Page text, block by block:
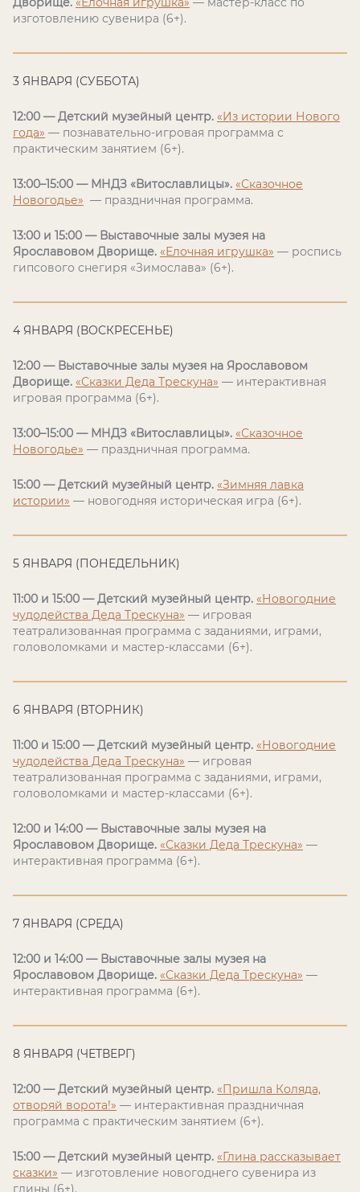
изготовлению сувенира (6+).
3 ЯНВАРЯ (СУББОТА)
12:00 — Детский музейный центр. «Из истории Нового
года» — познавательно-игровая программа с
практическим занятием (6+).
13:00–15:00 — МНДЗ «Витославлицы». «Сказочное
Новогодье» — праздничная программа.
13:00 и 15:00 — Выставочные залы музея на
Ярославовом Дворище. «Елочная игрушка» — роспись
гипсового снегиря «Зимослава» (6+).
4 ЯНВАРЯ (ВОСКРЕСЕНЬЕ)
12:00 — Выставочные залы музея на Ярославовом
Дворище. «Сказки Деда Трескуна» — интерактивная
игровая программа (6+).
13:00–15:00 — МНДЗ «Витославлицы». «Сказочное
Новогодье» — праздничная программа.
15:00 — Детский музейный центр. «Зимняя лавка
истории» — новогодняя историческая игра (6+).
5 ЯНВАРЯ (ПОНЕДЕЛЬНИК)
11:00 и 15:00 — Детский музейный центр. «Новогодние
чудодейства Деда Трескуна» — игровая
театрализованная программа с заданиями, играми,
головоломками и мастер-классами (6+).
6 ЯНВАРЯ (ВТОРНИК)
11:00 и 15:00 — Детский музейный центр. «Новогодние
чудодейства Деда Трескуна» — игровая
театрализованная программа с заданиями, играми,
головоломками и мастер-классами (6+).
12:00 и 14:00 — Выставочные залы музея на
Ярославовом Дворище. «Сказки Деда Трескуна» —
интерактивная программа (6+).
7 ЯНВАРЯ (СРЕДА)
12:00 и 14:00 — Выставочные залы музея на
Ярославовом Дворище. «Сказки Деда Трескуна» —
интерактивная программа (6+).
8 ЯНВАРЯ (ЧЕТВЕРГ)
12:00 — Детский музейный центр. «Пришла Коляда,
отворяй ворота!» — интерактивная праздничная
программа с практическим занятием (6+).
15:00 — Детский музейный центр. «Глина рассказывает
сказки» — изготовление новогоднего сувенира из
глины (6+).